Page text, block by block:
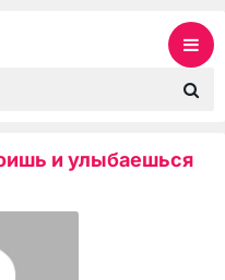
и улыбаешься